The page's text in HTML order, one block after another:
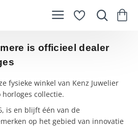
is officieel dealer
fysieke winkel van Kenz Juwelier
collectie.
is en blijft één van de
op het gebied van innovatie